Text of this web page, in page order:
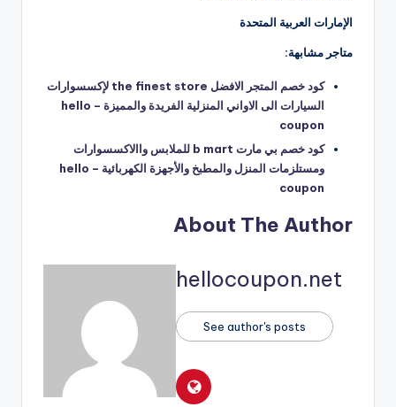
الإمارات العربية المتحدة
متاجر مشابهة:
كود خصم المتجر الافضل the finest store لإكسسوارات
السيارات الى الاواني المنزلية الفريدة والمميزة – hello
coupon
كود خصم بي مارت b mart للملابس واالاكسسوارات
ومستلزمات المنزل والمطبخ والأجهزة الكهربائية – hello
coupon
About The Author
hellocoupon.net
See author's posts